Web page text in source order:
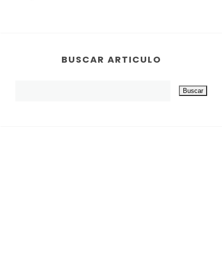
BUSCAR ARTICULO